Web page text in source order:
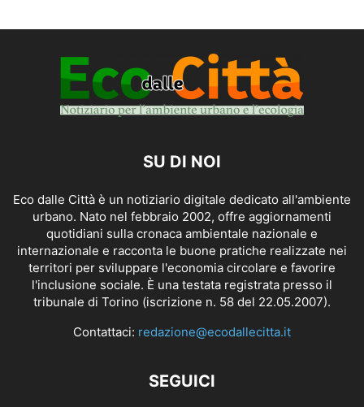
SU DI NOI
Eco dalle Città è un notiziario digitale dedicato all'ambiente
urbano. Nato nel febbraio 2002, offre aggiornamenti
quotidiani sulla cronaca ambientale nazionale e
internazionale e racconta le buone pratiche realizzate nei
territori per sviluppare l'economia circolare e favorire
l'inclusione sociale. È una testata registrata presso il
tribunale di Torino (iscrizione n. 58 del 22.05.2007).
Contattaci: redazione@ecodallecitta.it
SEGUICI